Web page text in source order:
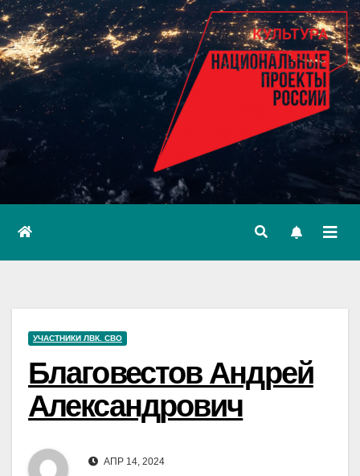
УЧАСТНИКИ ЛВК. СВО
Благовестов Андрей
Александрович
АПР 14, 2024